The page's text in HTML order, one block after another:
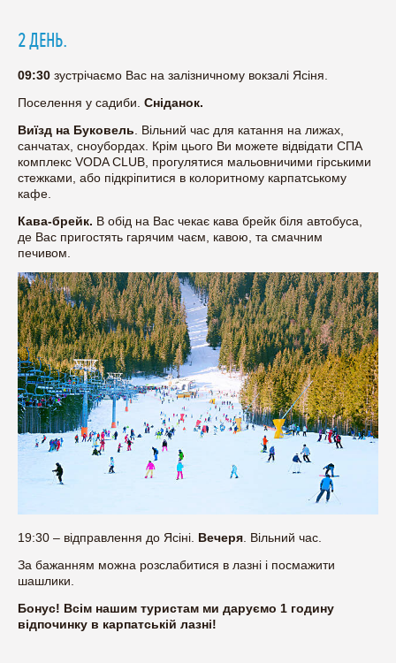
2 ДЕНЬ.
09:30 зустрічаємо Вас на залізничному вокзалі Ясіня.
Поселення у садиби. Сніданок.
Виїзд на Буковель . Вільний час для катання на лижах,
санчатах, сноубордах. Крім цього Ви можете відвідати СПА
комплекс VODA CLUB, прогулятися мальовничими гірськими
стежками, або підкріпитися в колоритному карпатському
кафе.
Кава-брейк. В обід на Вас чекає кава брейк біля автобуса,
де Вас пригостять гарячим чаєм, кавою, та смачним
печивом.
19:30 – відправлення до Ясіні. Вечеря. Вільний час.
За бажанням можна розслабитися в лазні і посмажити
шашлики.
Бонус! Всім нашим туристам ми даруємо 1 годину
відпочинку в карпатській лазні!